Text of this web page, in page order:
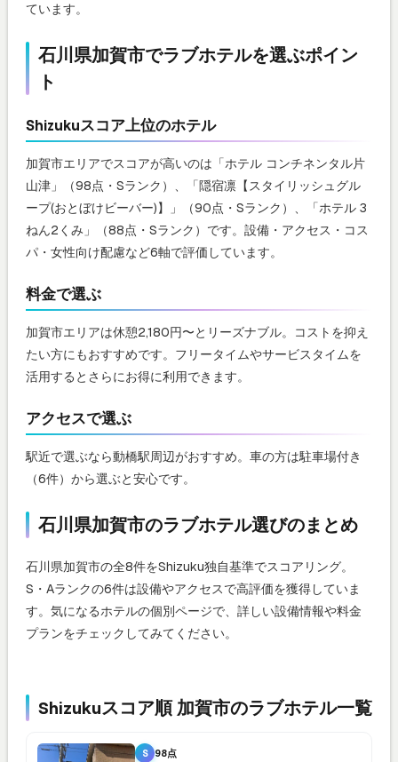
ています。
石川県加賀市でラブホテルを選ぶポイン
ト
Shizukuスコア上位のホテル
加賀市エリアでスコアが高いのは「ホテル コンチネンタル片
山津」（98点・Sランク）、「隠宿凛【スタイリッシュグル
ープ(おとぼけビーバー)】」（90点・Sランク）、「ホテル 3
ねん2くみ」（88点・Sランク）です。設備・アクセス・コス
パ・女性向け配慮など6軸で評価しています。
料金で選ぶ
加賀市エリアは休憩2,180円〜とリーズナブル。コストを抑え
たい方にもおすすめです。フリータイムやサービスタイムを
活用するとさらにお得に利用できます。
アクセスで選ぶ
駅近で選ぶなら動橋駅周辺がおすすめ。車の方は駐車場付き
（6件）から選ぶと安心です。
石川県加賀市のラブホテル選びのまとめ
石川県加賀市の全8件をShizuku独自基準でスコアリング。
S・Aランクの6件は設備やアクセスで高評価を獲得していま
す。気になるホテルの個別ページで、詳しい設備情報や料金
プランをチェックしてみてください。
Shizukuスコア順 加賀市のラブホテル一覧
S 98点